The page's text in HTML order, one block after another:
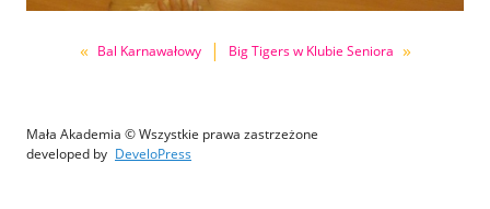
« Bal Karnawałowy | Big Tigers w Klubie Seniora »
Mała Akademia © Wszystkie prawa zastrzeżone
developed by DeveloPress